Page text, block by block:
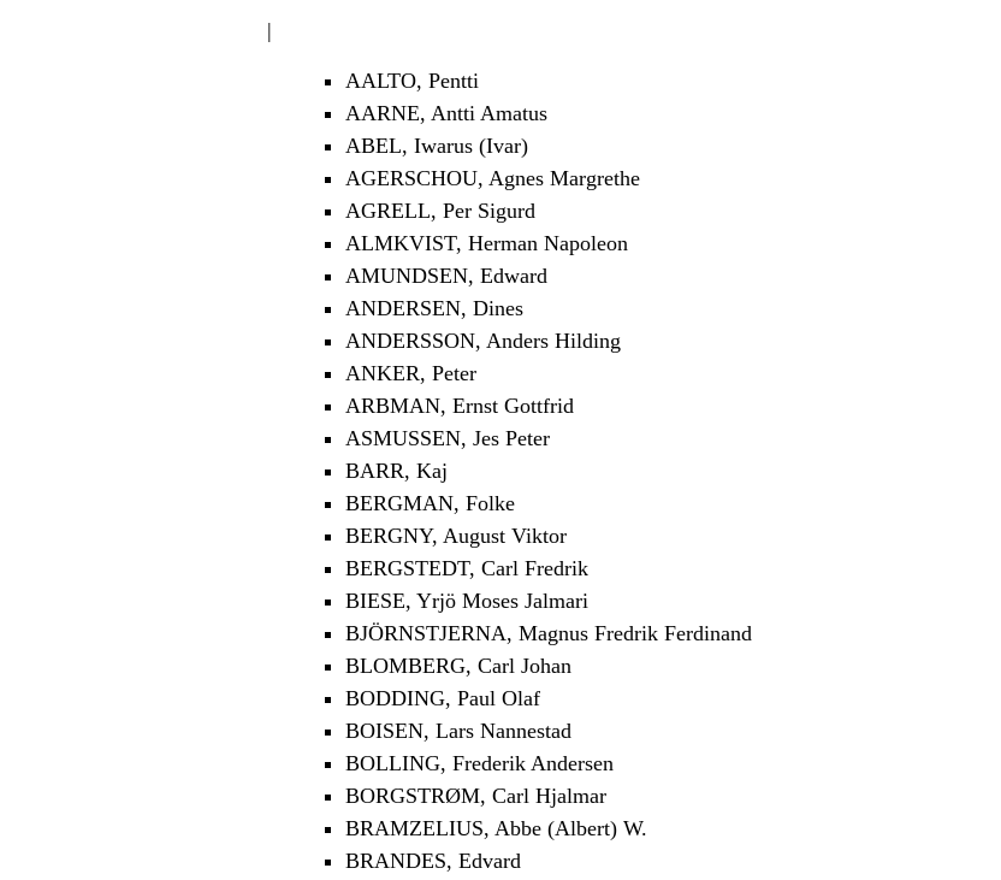
|
AALTO, Pentti
AARNE, Antti Amatus
ABEL, Iwarus (Ivar)
AGERSCHOU, Agnes Margrethe
AGRELL, Per Sigurd
ALMKVIST, Herman Napoleon
AMUNDSEN, Edward
ANDERSEN, Dines
ANDERSSON, Anders Hilding
ANKER, Peter
ARBMAN, Ernst Gottfrid
ASMUSSEN, Jes Peter
BARR, Kaj
BERGMAN, Folke
BERGNY, August Viktor
BERGSTEDT, Carl Fredrik
BIESE, Yrjö Moses Jalmari
BJÖRNSTJERNA, Magnus Fredrik Ferdinand
BLOMBERG, Carl Johan
BODDING, Paul Olaf
BOISEN, Lars Nannestad
BOLLING, Frederik Andersen
BORGSTRØM, Carl Hjalmar
BRAMZELIUS, Abbe (Albert) W.
BRANDES, Edvard